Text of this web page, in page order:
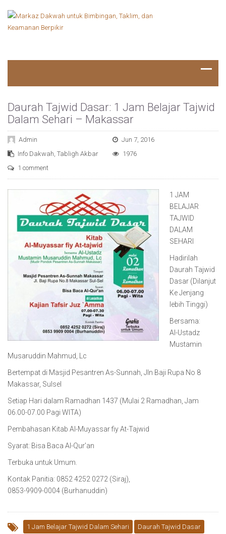
Daurah Tajwid Dasar: 1 Jam Belajar Tajwid
Dalam Sehari – Makassar
Admin
Jun 7, 2016
Info Dakwah, Tabligh Akbar
1976
1 comment
1 JAM
BELAJAR
TAJWID
DALAM
SEHARI
Hadirilah
Daurah Tajwid
Dasar (Dilanjut
Ke Jenjang
lebih Tinggi)
Bersama:
Al-Ustadz
Mustamin
Musaruddin Mahmud, Lc
Bertempat di Masjid Pesantren As-Sunnah, Jln Baji Rupa No 8
Makassar, Sulsel
Setiap Hari dalam Ramadhan 1437 (Mulai 2 Ramadhan, Jam
06.00-07.00 Pagi WITA)
Pembahasan Kitab Al-Muyassar fiy At-Tajwid
Syarat: Bisa Baca Al-Qur’an
Terbuka untuk Umum.
Kontak Panitia: 0852 4252 0272 (Siraj),
0853-9909-0004 (Burhanuddin)
1 Jam Belajar Tajwid Dalam Sehari Daurah Tajwid Dasar